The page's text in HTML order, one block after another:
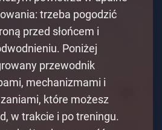
trzeba pogodzić
przed słońcem i
Poniżej
przewodnik
mechanizmami i
które możesz
w trakcie i po treningu.